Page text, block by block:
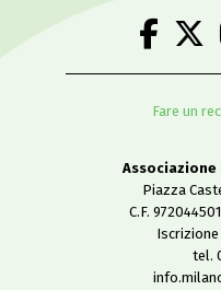
Fare un
Associazione
Piazza
C.F.
Iscrizione
tel.